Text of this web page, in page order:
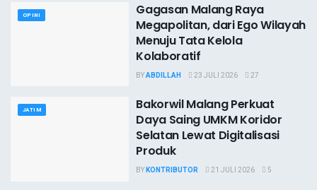
OPINI
Gagasan Malang Raya
Megapolitan, dari Ego Wilayah
Menuju Tata Kelola
Kolaboratif
BYABDILLAH 23 JULI 2026 27
JATIM
Bakorwil Malang Perkuat
Daya Saing UMKM Koridor
Selatan Lewat Digitalisasi
Produk
BYKONTRIBUTOR 21 JULI 2026 5